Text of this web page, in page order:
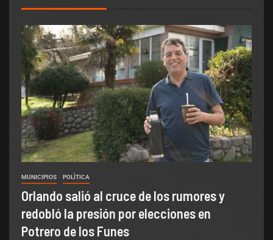
MUNICIPIOS POLÌTICA
Orlando salió al cruce de los rumores y
redobló la presión por elecciones en
Potrero de los Funes